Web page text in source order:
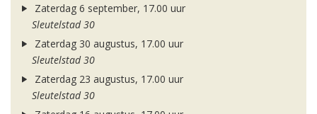
Zaterdag 6 september, 17.00 uur
Sleutelstad 30
Zaterdag 30 augustus, 17.00 uur
Sleutelstad 30
Zaterdag 23 augustus, 17.00 uur
Sleutelstad 30